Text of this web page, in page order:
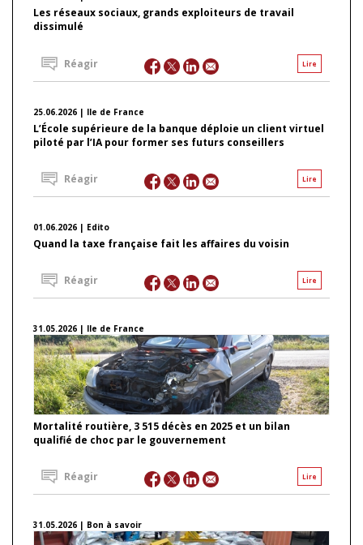
Les réseaux sociaux, grands exploiteurs de travail
dissimulé
Lire
Réagir
25.06.2026 | Ile de France
L’École supérieure de la banque déploie un client virtuel
piloté par l’IA pour former ses futurs conseillers
Lire
Réagir
01.06.2026 | Edito
Quand la taxe française fait les affaires du voisin
Lire
Réagir
31.05.2026 | Ile de France
Mortalité routière, 3 515 décès en 2025 et un bilan
qualifié de choc par le gouvernement
Lire
Réagir
31.05.2026 | Bon à savoir